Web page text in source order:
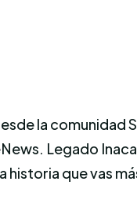
la comunidad
Legado
que vas